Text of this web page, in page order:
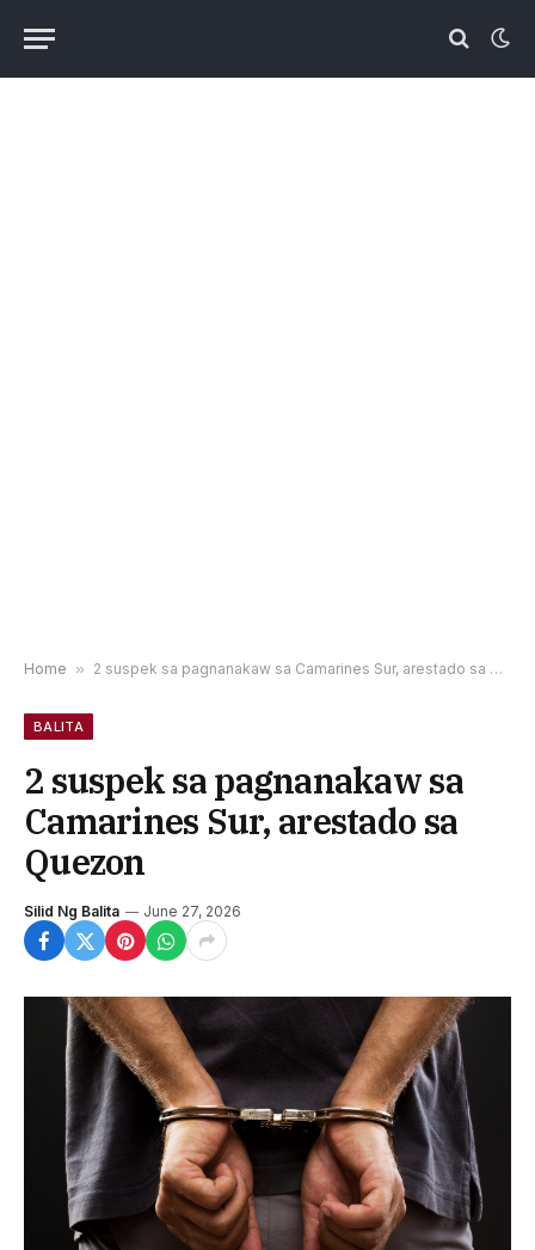
Home » 2 suspek sa pagnanakaw sa Camarines Sur, arestado sa Quezon
BALITA
2 suspek sa pagnanakaw sa
Camarines Sur, arestado sa
Quezon
Silid Ng Balita June 27, 2026